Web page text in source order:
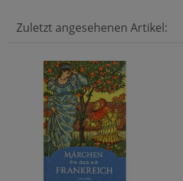
Zuletzt angesehenen Artikel: